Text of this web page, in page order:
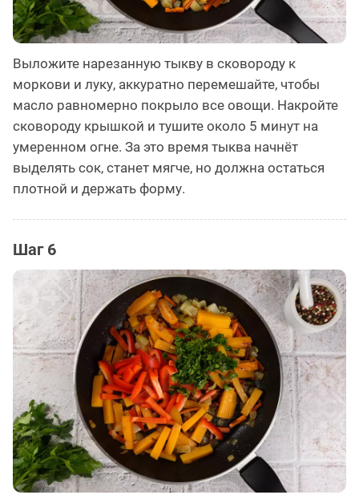
Выложите нарезанную тыкву в сковороду к
моркови и луку, аккуратно перемешайте, чтобы
масло равномерно покрыло все овощи. Накройте
сковороду крышкой и тушите около 5 минут на
умеренном огне. За это время тыква начнёт
выделять сок, станет мягче, но должна остаться
плотной и держать форму.
Шаг 6